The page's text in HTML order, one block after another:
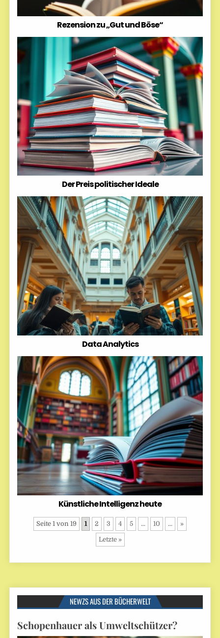
Rezension zu „Gut und Böse“
Der Preis politischer Ideale
Data Analytics
Künstliche Intelligenz heute
Seite 1 von 19 1 2 3 4 5 ... 10 ... »
Letzte »
NEWZS AUS DER BÜCHERWELT
Schopenhauer als Umweltschützer?